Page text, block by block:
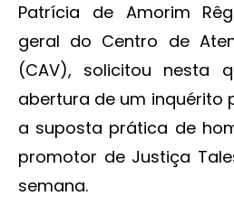
Patrícia de Amorim
geral do Centro de
(CAV), solicitou nesta
abertura de um inquérito
a suposta prática de
promotor de Justiça
semana.